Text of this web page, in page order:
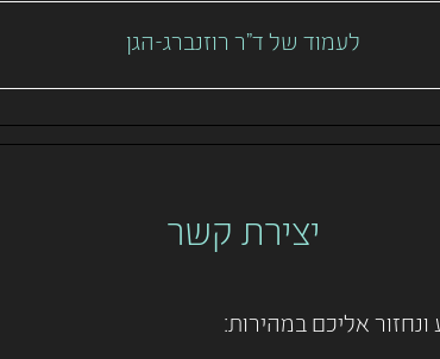
לעמוד של ד"ר רוזנברג-הגן
יצירת קשר
אליכם במהירות: